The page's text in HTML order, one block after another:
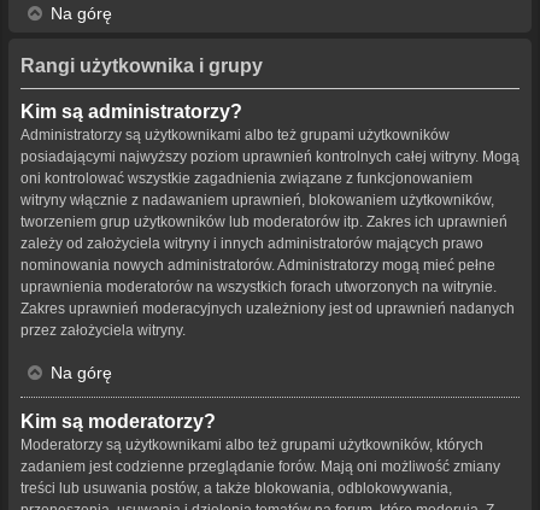
Na górę
Rangi użytkownika i grupy
Kim są administratorzy?
Administratorzy są użytkownikami albo też grupami użytkowników
posiadającymi najwyższy poziom uprawnień kontrolnych całej witryny. Mogą
oni kontrolować wszystkie zagadnienia związane z funkcjonowaniem
witryny włącznie z nadawaniem uprawnień, blokowaniem użytkowników,
tworzeniem grup użytkowników lub moderatorów itp. Zakres ich uprawnień
zależy od założyciela witryny i innych administratorów mających prawo
nominowania nowych administratorów. Administratorzy mogą mieć pełne
uprawnienia moderatorów na wszystkich forach utworzonych na witrynie.
Zakres uprawnień moderacyjnych uzależniony jest od uprawnień nadanych
przez założyciela witryny.
Na górę
Kim są moderatorzy?
Moderatorzy są użytkownikami albo też grupami użytkowników, których
zadaniem jest codzienne przeglądanie forów. Mają oni możliwość zmiany
treści lub usuwania postów, a także blokowania, odblokowywania,